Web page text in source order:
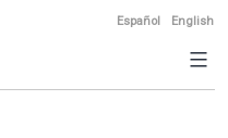
Español English